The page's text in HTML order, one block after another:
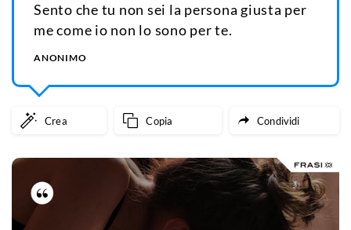
Sento che tu non sei la persona giusta per
me come io non lo sono per te.
ANONIMO
Crea Copia Condividi